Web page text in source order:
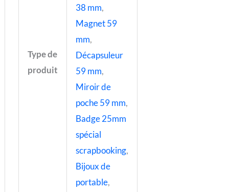
Type de
produit
38 mm,
Magnet 59
mm,
Décapsuleur
59 mm,
Miroir de
poche 59 mm,
Badge 25mm
spécial
scrapbooking,
Bijoux de
portable,